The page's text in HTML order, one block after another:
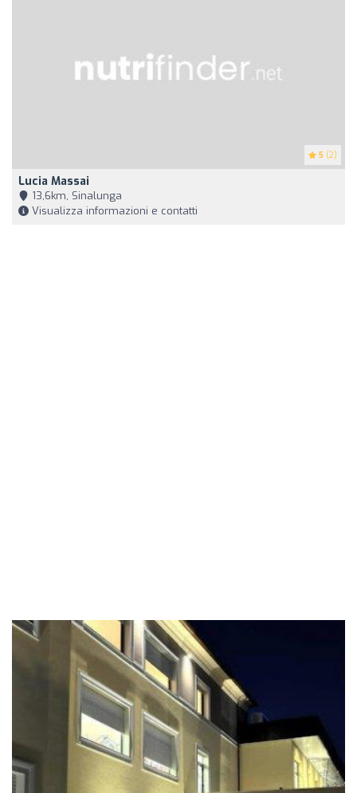
5 (2)
Lucia Massai
13,6km, Sinalunga
Visualizza informazioni e contatti